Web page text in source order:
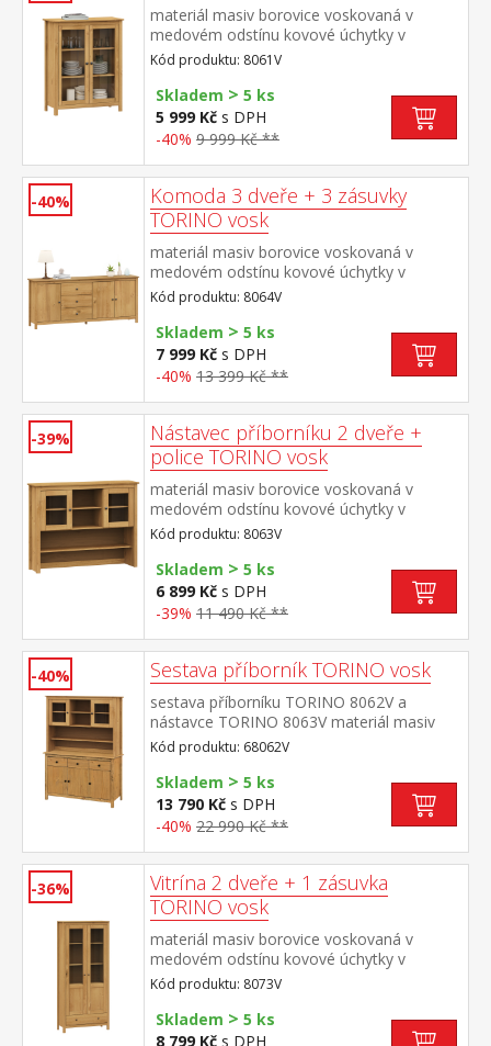
materiál masiv borovice voskovaná v
medovém odstínu kovové úchytky v
barevném provedení černěná mosaz 2
prosklené dveře, 2 police maximální
nosnosti uvedeny v návodu k montáži
Kód produktu: 8061V
Skladem > 5 ks
5 999 Kč s DPH
-40% 9 999 Kč **
-40%
Komoda 3 dveře + 3 zásuvky
TORINO vosk
materiál masiv borovice voskovaná v
medovém odstínu kovové úchytky v
barevném provedení černěná mosaz 3
zásuvky s kovovými pojezdy, 3 plné dveře,
2 police maximální nosnosti uvedeny v
návodu k montáži
Kód produktu: 8064V
Skladem > 5 ks
7 999 Kč s DPH
-40% 13 399 Kč **
-39%
Nástavec příborníku 2 dveře +
police TORINO vosk
materiál masiv borovice voskovaná v
medovém odstínu kovové úchytky v
barevném provedení černěná mosaz dvoje
prosklená dvířka doplněk příborníku
TORINO 8062V
Kód produktu: 8063V
Skladem > 5 ks
6 899 Kč s DPH
-39% 11 490 Kč **
-40% Sestava příborník TORINO vosk
sestava příborníku TORINO 8062V a
nástavce TORINO 8063V materiál masiv
borovice voskovaná v medovém
odstínu kovové úchytky v barevném
provedení černěná mosaz příborník: 3
dveře, 3 zásuvky s kovovými
pojezdy nástavec: dvoje prosklená
80 cm rozměr nástavce (š/h/v) 129 × 33 ×
100 cm
Kód produktu: 68062V
Skladem > 5 ks
13 790 Kč s DPH
-40% 22 990 Kč **
-36%
Vitrína 2 dveře + 1 zásuvka
TORINO vosk
materiál masiv borovice voskovaná v
medovém odstínu kovové úchytky v
barevném provedení černěná mosaz dvoje
částečně prosklené dveře, tři police jedna
zásuvka s kovovými pojezdy
Kód produktu: 8073V
Skladem > 5 ks
8 799 Kč s DPH